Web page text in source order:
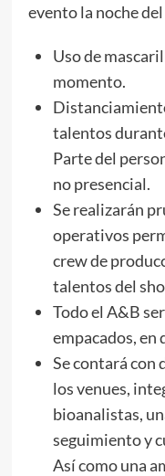
evento la noche
Uso de
momento.
talentos
Parte del
no presencial.
Se realizarán
operativos
crew de
talentos del
Todo el A&B
empacados,
Se contará con
los venues,
bioanalistas,
seguimiento y
Así como una